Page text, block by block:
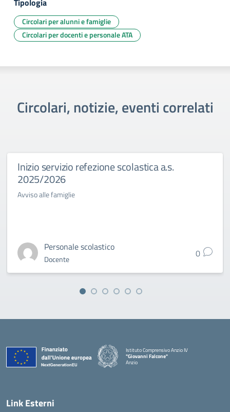
Tipologia
Circolari per alunni e famiglie
Circolari per docenti e personale ATA
Circolari, notizie, eventi correlati
Inizio servizio refezione scolastica a.s.
2025/2026
Avviso alle famiglie
Personale scolastico
Docente 0
Istituto Comprensivo Anzio IV
"Giovanni Falcone"
Anzio
Link Esterni